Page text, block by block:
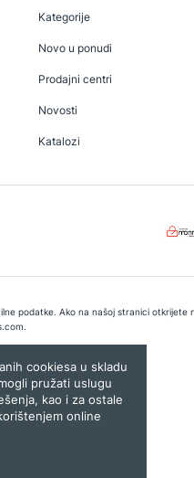
Kategorije
Novo u ponudi
Prodajni centri
Novosti
Katalozi
podatke. Ako na našoj stranici otkrijete
.
cookiesa u skladu
pružati uslugu
kao i za ostale
online